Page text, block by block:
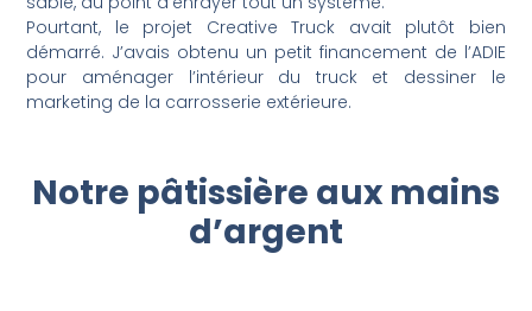
Pourtant, le projet Creative Truck avait plutôt bien
démarré. J’avais obtenu un petit financement de l’ADIE
pour aménager l’intérieur du truck et dessiner le
marketing de la carrosserie extérieure.
Notre pâtissière aux mains
d’argent